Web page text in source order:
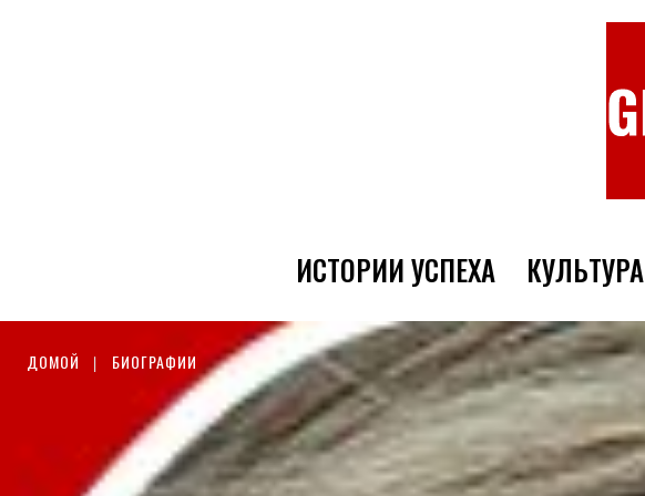
ИСТОРИИ УСПЕХА КУЛЬТУРА
ДОМОЙ БИОГРАФИИ